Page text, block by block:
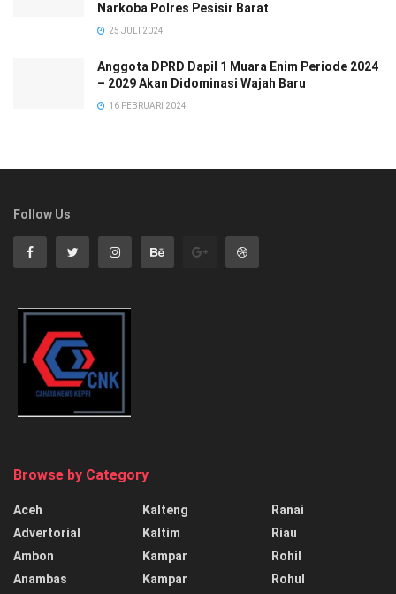
Narkoba Polres Pesisir Barat
25 JULI 2024
Anggota DPRD Dapil 1 Muara Enim Periode 2024
– 2029 Akan Didominasi Wajah Baru
16 FEBRUARI 2024
Follow Us
Browse by Category
Aceh
Advertorial
Ambon
Anambas
Kalteng
Kaltim
Kampar
Kampar
Ranai
Riau
Rohil
Rohul